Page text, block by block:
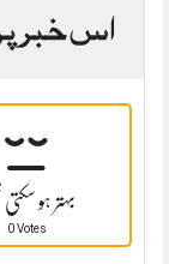
اس خبر
بہتر ہو
0 Votes